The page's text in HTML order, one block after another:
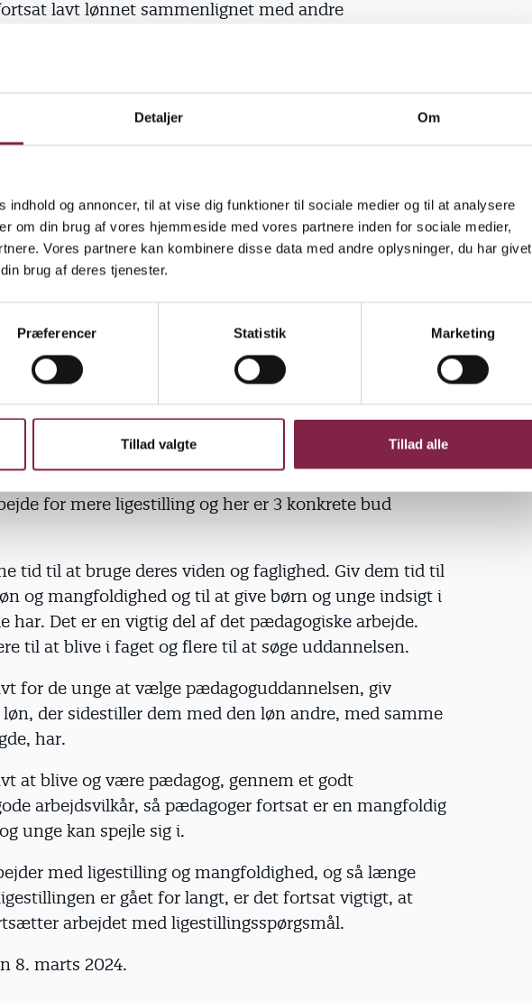
Detaljer Om
indhold og annoncer, til at vise dig funktioner til sociale medier og til at analysere
om din brug af vores hjemmeside med vores partnere inden for sociale medier,
Vores partnere kan kombinere disse data med andre oplysninger, du har givet
brug af deres tjenester.
Præferencer Statistik Marketing
Tillad valgte Tillad alle
lavt lønnet sammenlignet med andre
de pædagogstuderende er mænd. Derfor oplever vores
ikke en særlig stor mangfoldighed blandt de voksne,
ihærdige forsøg på at arbejde med
ligestilling.
kvinder i gennemsnit en time mere om dagen end
f.eks. madlavning, afhentning af børn, tøjvask osv.
har brug for at se, at der er mange måder at være
det sker bl.a. gennem deres møder med pædagoger i
fritidstilbud. Pædagoger som også arbejder med de
opgaver skal gives til et køn, men at man skal have lov
og interesser man har.
for mere ligestilling og her er 3 konkrete bud
tid til at bruge deres viden og faglighed. Giv dem tid til
og mangfoldighed og til at give børn og unge indsigt i
har. Det er en vigtig del af det pædagogiske arbejde.
til at blive i faget og flere til at søge uddannelsen.
for de unge at vælge pædagoguddannelsen, giv
der sidestiller dem med den løn andre, med samme
har.
at blive og være pædagog, gennem et godt
arbejdsvilkår, så pædagoger fortsat er en mangfoldig
unge kan spejle sig i.
med ligestilling og mangfoldighed, og så længe
er gået for langt, er det fortsat vigtigt, at
arbejdet med ligestillingsspørgsmål.
8. marts 2024.